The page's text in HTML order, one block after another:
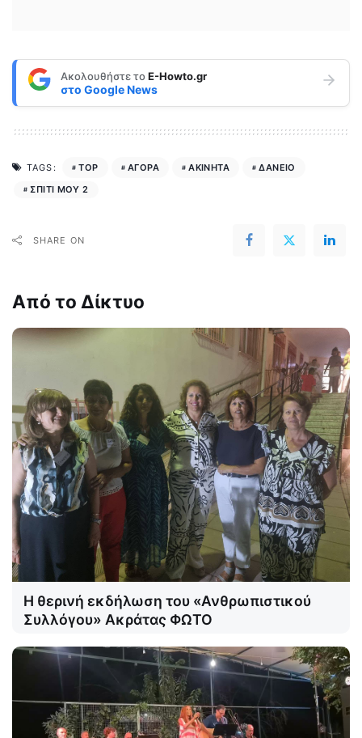
Ακολουθήστε τοE-Howto.gr
στο Google News
TAGS: TOP ΑΓΟΡΑ ΑΚΙΝΗΤΑ
ΔΑΝΕΙΟ
ΣΠΙΤΙ ΜΟΥ 2
SHARE ON
Από το Δίκτυο
Η θερινή εκδήλωση του «Ανθρωπιστικού
Συλλόγου» Ακράτας ΦΩΤΟ